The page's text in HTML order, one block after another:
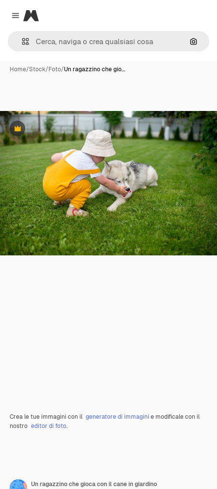
Close menu
Magnific
Cerca
Home/Stock/Foto/Un ragazzino che gio…
Premium
Crea le tue immagini con il generatore di immagini e modificale con il
nostro editor di foto.
Un ragazzino che gioca con il cane in giardino